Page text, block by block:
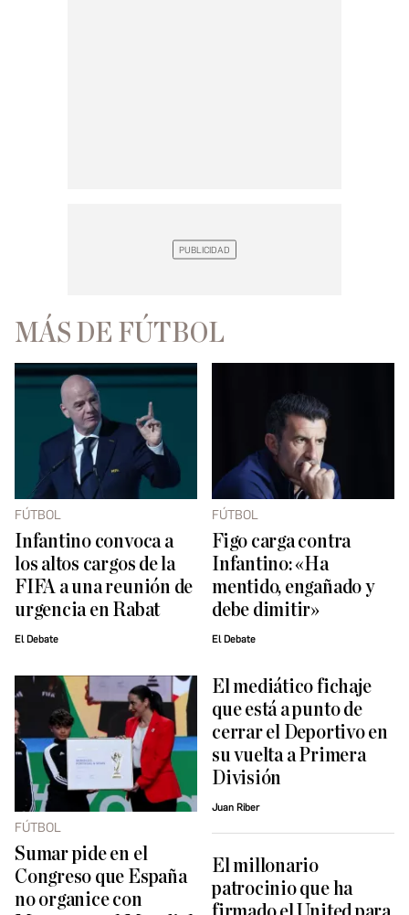
MÁS DE FÚTBOL
FÚTBOL
Infantino convoca a
los altos cargos de la
FIFA a una reunión de
urgencia en Rabat
El Debate
FÚTBOL
Figo carga contra
Infantino: «Ha
mentido, engañado y
debe dimitir»
El Debate
FÚTBOL
Sumar pide en el
Congreso que España
no organice con
El mediático fichaje
que está a punto de
cerrar el Deportivo en
su vuelta a Primera
División
Juan Riber
El millonario
patrocinio que ha